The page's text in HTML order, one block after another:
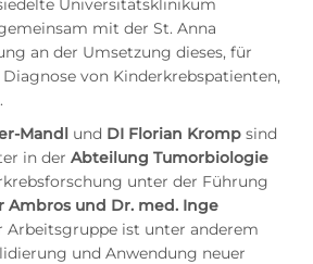
mit der St. Anna
an der Umsetzung dieses, für
von Kinderkrebspatienten,
Mandl und DI Florian Kromp sind
in der Abteilung Tumorbiologie
unter der Führung
Ambros und Dr. med. Inge
Arbeitsgruppe ist unter anderem
und Anwendung neuer